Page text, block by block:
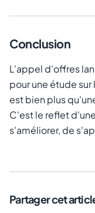
Conclusion
L'appel d'offres
pour une étude
est bien plus
C'est le reflet
s'améliorer, de
Partager cet